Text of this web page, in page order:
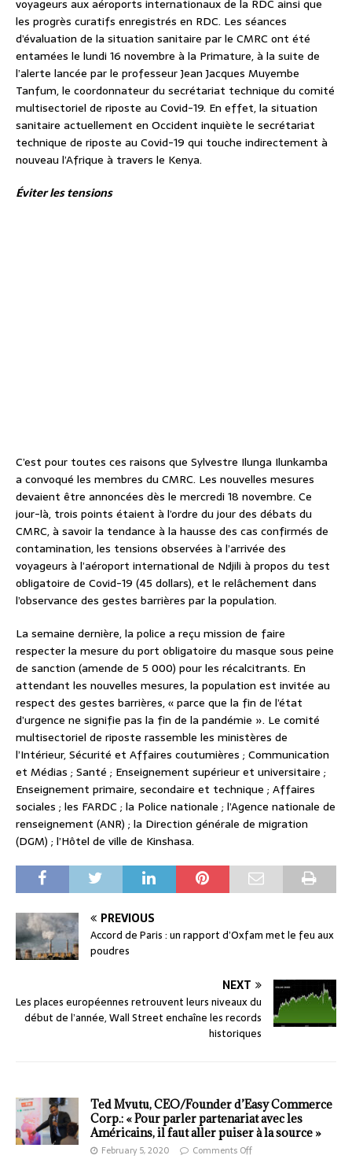
voyageurs aux aéroports internationaux de la RDC ainsi que
les progrès curatifs enregistrés en RDC. Les séances
d’évaluation de la situation sanitaire par le CMRC ont été
entamées le lundi 16 novembre à la Primature, à la suite de
l’alerte lancée par le professeur Jean Jacques Muyembe
Tanfum, le coordonnateur du secrétariat technique du comité
multisectoriel de riposte au Covid-19. En effet, la situation
sanitaire actuellement en Occident inquiète le secrétariat
technique de riposte au Covid-19 qui touche indirectement à
nouveau l’Afrique à travers le Kenya.
Éviter les tensions
C’est pour toutes ces raisons que Sylvestre Ilunga Ilunkamba
a convoqué les membres du CMRC. Les nouvelles mesures
devaient être annoncées dès le mercredi 18 novembre. Ce
jour-là, trois points étaient à l’ordre du jour des débats du
CMRC, à savoir la tendance à la hausse des cas confirmés de
contamination, les tensions observées à l’arrivée des
voyageurs à l’aéroport international de Ndjili à propos du test
obligatoire de Covid-19 (45 dollars), et le relâchement dans
l’observance des gestes barrières par la population.
La semaine dernière, la police a reçu mission de faire
respecter la mesure du port obligatoire du masque sous peine
de sanction (amende de 5 000) pour les récalcitrants. En
attendant les nouvelles mesures, la population est invitée au
respect des gestes barrières, « parce que la fin de l’état
d’urgence ne signifie pas la fin de la pandémie ». Le comité
multisectoriel de riposte rassemble les ministères de
l’Intérieur, Sécurité et Affaires coutumières ; Communication
et Médias ; Santé ; Enseignement supérieur et universitaire ;
Enseignement primaire, secondaire et technique ; Affaires
sociales ; les FARDC ; la Police nationale ; l’Agence nationale de
renseignement (ANR) ; la Direction générale de migration
(DGM) ; l’Hôtel de ville de Kinshasa.
PREVIOUS
Accord de Paris : un rapport d’Oxfam met le feu aux
poudres
NEXT
Les places européennes retrouvent leurs niveaux du
début de l’année, Wall Street enchaîne les records
historiques
Ted Mvutu, CEO/Founder d’Easy Commerce
Corp.: « Pour parler partenariat avec les
Américains, il faut aller puiser à la source »
February 5, 2020 Comments Off